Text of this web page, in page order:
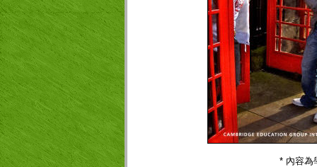
* 內容為